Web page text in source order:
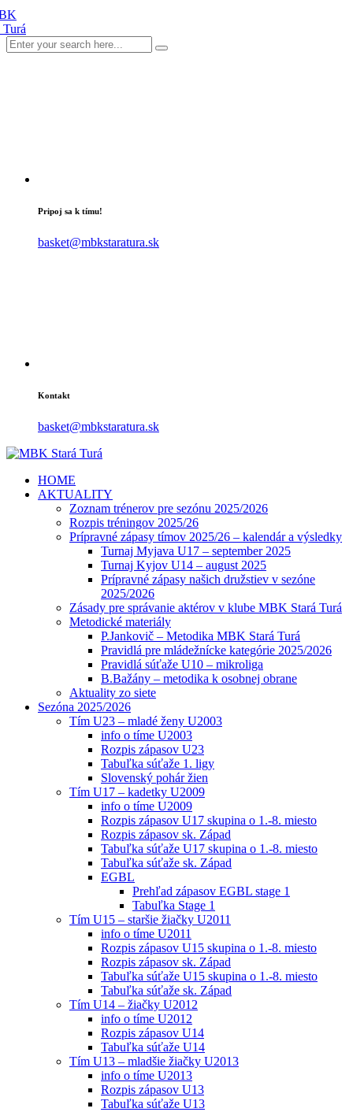
Pripoj sa k tímu!
basket@mbkstaratura.sk
Kontakt
basket@mbkstaratura.sk
HOME
AKTUALITY
Zoznam trénerov pre sezónu 2025/2026
Rozpis tréningov 2025/26
Prípravné zápasy tímov 2025/26 – kalendár a výsledky
Turnaj Myjava U17 – september 2025
Turnaj Kyjov U14 – august 2025
Prípravné zápasy našich družstiev v sezóne
2025/2026
Zásady pre správanie aktérov v klube MBK Stará Turá
Metodické materiály
P.Jankovič – Metodika MBK Stará Turá
Pravidlá pre mládežnícke kategórie 2025/2026
Pravidlá súťaže U10 – mikroliga
B.Bažány – metodika k osobnej obrane
Aktuality zo siete
Sezóna 2025/2026
Tím U23 – mladé ženy U2003
info o tíme U2003
Rozpis zápasov U23
Tabuľka súťaže 1. ligy
Slovenský pohár žien
Tím U17 – kadetky U2009
info o tíme U2009
Rozpis zápasov U17 skupina o 1.-8. miesto
Rozpis zápasov sk. Západ
Tabuľka súťaže U17 skupina o 1.-8. miesto
Tabuľka súťaže sk. Západ
EGBL
Prehľad zápasov EGBL stage 1
Tabuľka Stage 1
Tím U15 – staršie žiačky U2011
info o tíme U2011
Rozpis zápasov U15 skupina o 1.-8. miesto
Rozpis zápasov sk. Západ
Tabuľka súťaže U15 skupina o 1.-8. miesto
Tabuľka súťaže sk. Západ
Tím U14 – žiačky U2012
info o tíme U2012
Rozpis zápasov U14
Tabuľka súťaže U14
Tím U13 – mladšie žiačky U2013
info o tíme U2013
Rozpis zápasov U13
Tabuľka súťaže U13